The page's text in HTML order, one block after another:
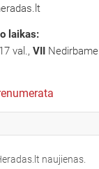
laikas:
val., VII Nedirbame
naujienas.